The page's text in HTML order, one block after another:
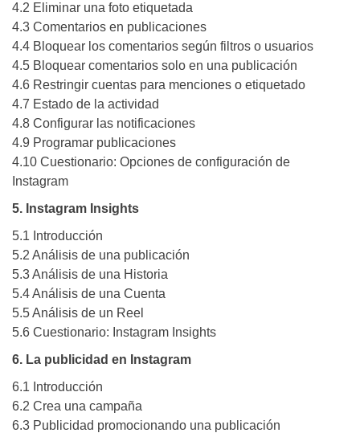
4.2 Eliminar una foto etiquetada
4.3 Comentarios en publicaciones
4.4 Bloquear los comentarios según filtros o usuarios
4.5 Bloquear comentarios solo en una publicación
4.6 Restringir cuentas para menciones o etiquetado
4.7 Estado de la actividad
4.8 Configurar las notificaciones
4.9 Programar publicaciones
4.10 Cuestionario: Opciones de configuración de
Instagram
5. Instagram Insights
5.1 Introducción
5.2 Análisis de una publicación
5.3 Análisis de una Historia
5.4 Análisis de una Cuenta
5.5 Análisis de un Reel
5.6 Cuestionario: Instagram Insights
6. La publicidad en Instagram
6.1 Introducción
6.2 Crea una campaña
6.3 Publicidad promocionando una publicación